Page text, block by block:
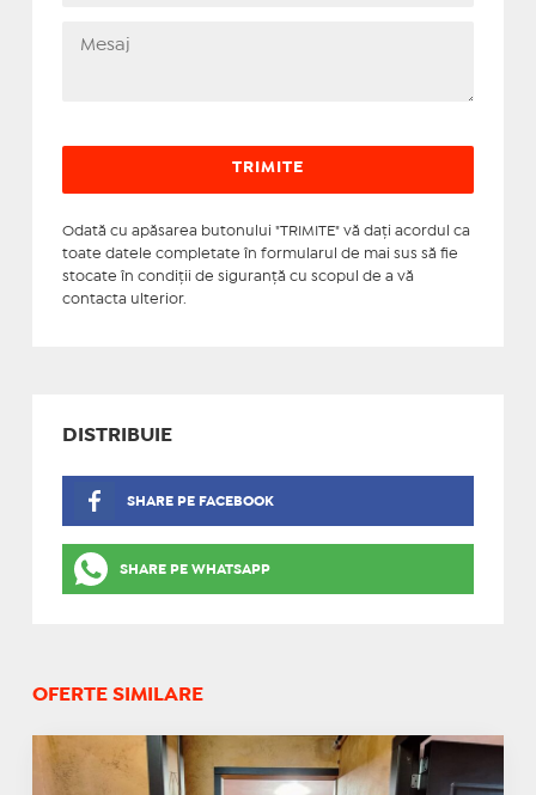
Odată cu apăsarea butonului "TRIMITE" vă daţi acordul ca
toate datele completate în formularul de mai sus să fie
stocate în condiţii de siguranţă cu scopul de a vă
contacta ulterior.
DISTRIBUIE
SHARE PE FACEBOOK
SHARE PE WHATSAPP
OFERTE SIMILARE